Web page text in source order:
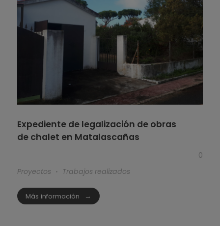
Expediente de legalización de obras
de chalet en Matalascañas
0
Proyectos
Trabajos realizados
Más información